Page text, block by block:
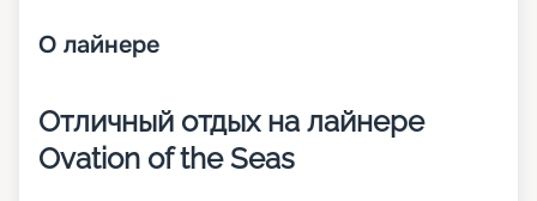
О лайнере
Отличный отдых на лайнере
Ovation of the Seas